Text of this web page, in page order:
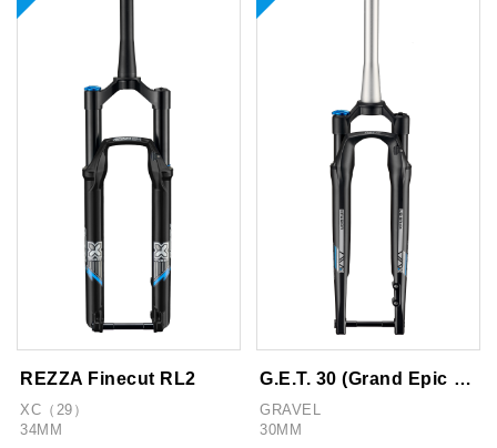
REZZA Finecut RL2
XC（29）
34MM
G.E.T. 30 (Grand Epic Trail)
GRAVEL
30MM